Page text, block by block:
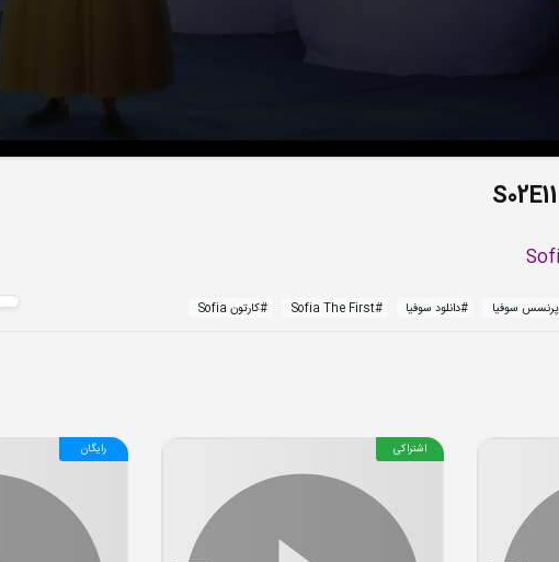
پرنسس سوفیا #دانلود سوفیا #
Sofia The First
#کارتون Sofia
اشتراکی رایگان